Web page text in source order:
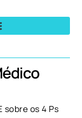
sobre os 4 Ps